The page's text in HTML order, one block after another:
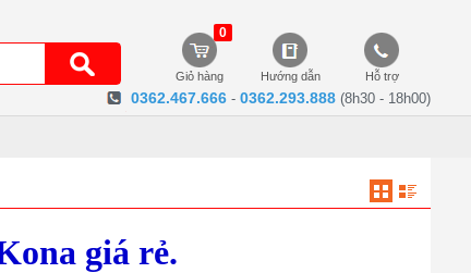
0
Giỏ hàng Hướng dẫn Hỗ trợ
0362.467.666 - 0362.293.888 (8h30 - 18h00)
giá rẻ.